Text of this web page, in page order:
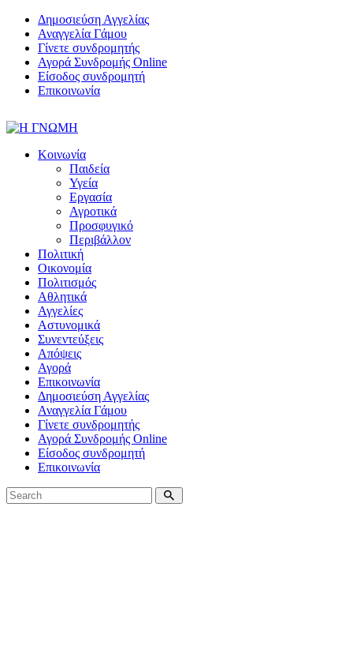
Δημοσιεύση Αγγελίας
Αναγγελία Γάμου
Γίνετε συνδρομητής
Αγορά Συνδρομής Online
Είσοδος συνδρομητή
Επικοινωνία
Κοινωνία
Παιδεία
Υγεία
Εργασία
Αγροτικά
Προσφυγικό
Περιβάλλον
Πολιτική
Οικονομία
Πολιτισμός
Αθλητικά
Αγγελίες
Αστυνομικά
Συνεντεύξεις
Απόψεις
Αγορά
Επικοινωνία
Δημοσιεύση Αγγελίας
Αναγγελία Γάμου
Γίνετε συνδρομητής
Αγορά Συνδρομής Online
Είσοδος συνδρομητή
Επικοινωνία